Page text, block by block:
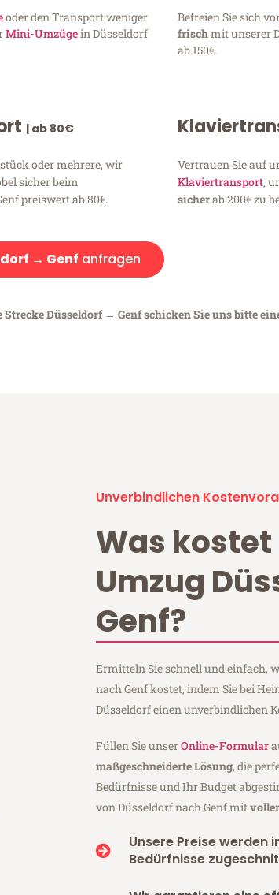
oder den Transport weniger
Mini-Umzügein Düsseldorf
Befreien Sie sich
frischmit unserer
ab 150€.
| ab 80€
oder mehrere, wir
sicher beim
preiswert ab 80€.
Vertrauen Sie auf
Klaviertransport,
sicherab 200€ zu
→ Genf anfragen
Düsseldorf → Genf schicken Sie uns bitte
Unverbindlichen
Was kostet
Umzug
Genf?
Ermitteln Sie schnell und einfach,
nach Genf kostet, indem Sie bei
Düsseldorf einen unverbindlichen
Füllen Sie unserOnline-Formular
maßgeschneiderte Lösung, die
Bedürfnisse und Ihr Budget
von Düsseldorf nach Genf mit
Unsere Preise werden
Bedürfnisse